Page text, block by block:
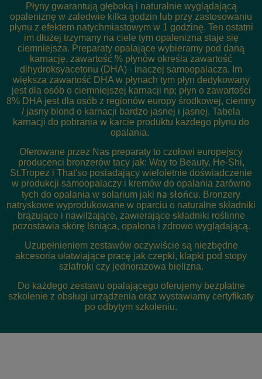
Płyny gwarantują głęboką i naturalnie wyglądającą
opaleniznę w zaledwie kilka godzin lub przy zastosowaniu
płynu z efektem natychmiastowym w 1 godzinę. Ten ostatni
im dłużej trzymany na ciele tym opalenizna staje się
ciemniejsza. Preparaty opalające wybieramy pod daną
karnację, zawartość % płynów określa zawartość
dihydroksyacetonu (DHA) - inaczej samoopalacza. Im
większa zawartość DHA w płynach tym płyn dedykowany
jest dla osób o ciemniejszej karnacji np; płyn o zawartości
8% DHA jest dla osób z regionów europy środkowej, ciemny
/ jasny blond o karnacji bardzo jasnej i jasnej. Tabela
karnacji do pobrania w karcie produktu każdego płynu do
opalania.
Oferowane przez Nas preparaty to czołowi europejscy
producenci bronzerów tacy jak: Way to Beauty, He-Shi,
St.Tropez i That'so posiadający wieloletnie doświadczenie
w produkcji samoopalaczy i kremów do opalania zarówno
tych do opalania w solarium jaki na słońcu. Bronzery
natryskowe wyprodukowane w oparciu o naturalne składniki
brązujące i nawilżające, zawierające składniki roślinne
pozostawia skórę lśniąca, opalona i zdrowo wyglądającą.
Uzupełnieniem zestawów oczywiście są niezbędne
akcesoria ułatwiające pracę jak czepki, klapki pod stopy
szlafroki czy jednorazowa bielizna.
Do każdego zestawu opalającego oferujemy bezpłatne
szkolenie z obsługi urządzenia oraz wystawiamy certyfikaty
po odbytym szkoleniu.